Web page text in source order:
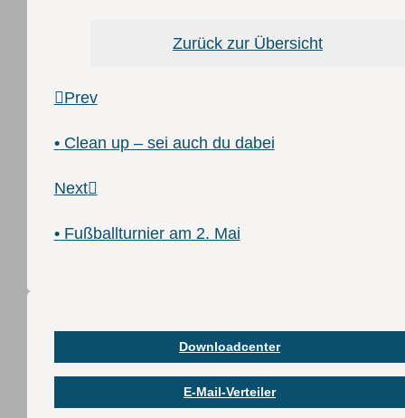
Zurück zur Übersicht
Prev
•Clean up – sei auch du dabei
Next
•Fußballturnier am 2. Mai
Downloadcenter
E-Mail-Verteiler